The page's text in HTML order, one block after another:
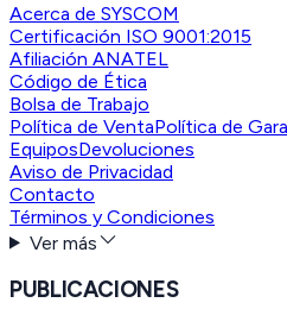
Acerca de SYSCOM
Certificación ISO 9001:2015
Afiliación ANATEL
Código de Ética
Bolsa de Trabajo
Política de VentaPolítica de
EquiposDevoluciones
Aviso de Privacidad
Contacto
Términos y Condiciones
Ver más
PUBLICACIONES